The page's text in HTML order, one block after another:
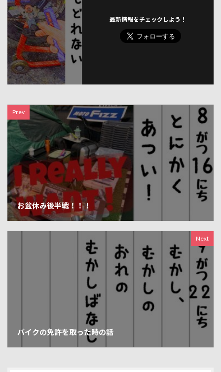
最新情報をチェックしよう！
Prev
お盆休み後半戦！！！
Next
バイクの免許を取った時の話